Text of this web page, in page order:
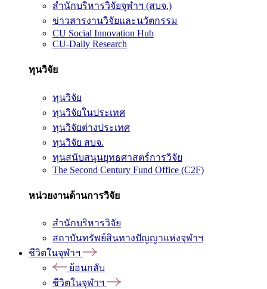
สำนักบริหารวิจัยจุฬาฯ (สบจ.)
ข่าวสารงานวิจัยและนวัตกรรม
CU Social Innovation Hub
CU-Daily Research
ทุนวิจัย
ทุนวิจัย
ทุนวิจัยในประเทศ
ทุนวิจัยต่างประเทศ
ทุนวิจัย สบจ.
ทุนสนับสนุนยุทธศาสตร์การวิจัย
The Second Century Fund Office (C2F)
หน่วยงานด้านการวิจัย
สำนักบริหารวิจัย
สถาบันทรัพย์สินทางปัญญาแห่งจุฬาฯ
ชีวิตในจุฬาฯ
ย้อนกลับ
ชีวิตในจุฬาฯ